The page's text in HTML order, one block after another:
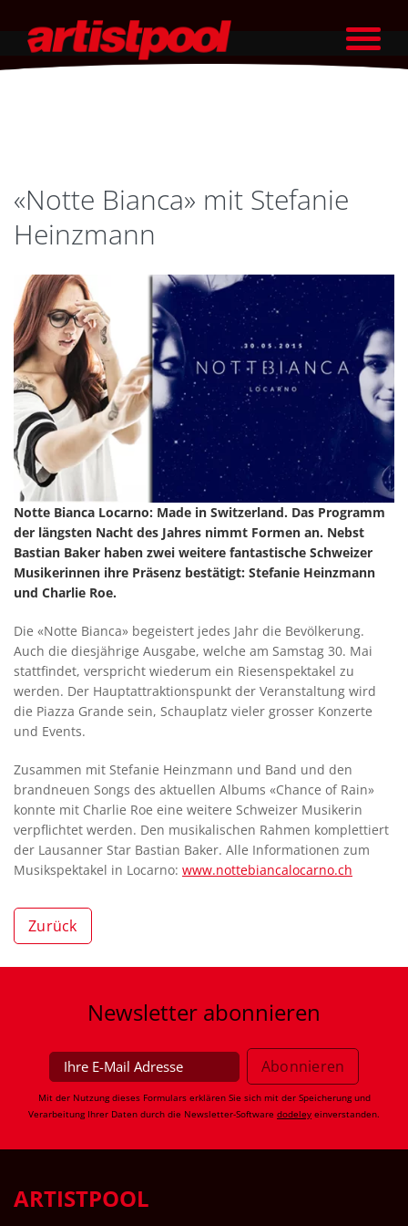
«Notte Bianca» mit Stefanie
Heinzmann
Notte Bianca Locarno: Made in Switzerland. Das Programm
der längsten Nacht des Jahres nimmt Formen an. Nebst
Bastian Baker haben zwei weitere fantastische Schweizer
Musikerinnen ihre Präsenz bestätigt: Stefanie Heinzmann
und Charlie Roe.
Die «Notte Bianca» begeistert jedes Jahr die Bevölkerung.
Auch die diesjährige Ausgabe, welche am Samstag 30. Mai
stattfindet, verspricht wiederum ein Riesenspektakel zu
werden. Der Hauptattraktionspunkt der Veranstaltung wird
die Piazza Grande sein, Schauplatz vieler grosser Konzerte
und Events.
Zusammen mit Stefanie Heinzmann und Band und den
brandneuen Songs des aktuellen Albums «Chance of Rain»
konnte mit Charlie Roe eine weitere Schweizer Musikerin
verpflichtet werden. Den musikalischen Rahmen komplettiert
der Lausanner Star Bastian Baker. Alle Informationen zum
Musikspektakel in Locarno: www.nottebiancalocarno.ch
Zurück
Newsletter abonnieren
Mit der Nutzung dieses Formulars erklären Sie sich mit der Speicherung und
Verarbeitung Ihrer Daten durch die Newsletter-Software dodeley einverstanden.
ARTISTPOOL